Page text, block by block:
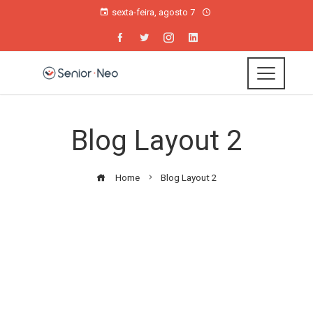
sexta-feira, agosto 7
Blog Layout 2
Home Blog Layout 2